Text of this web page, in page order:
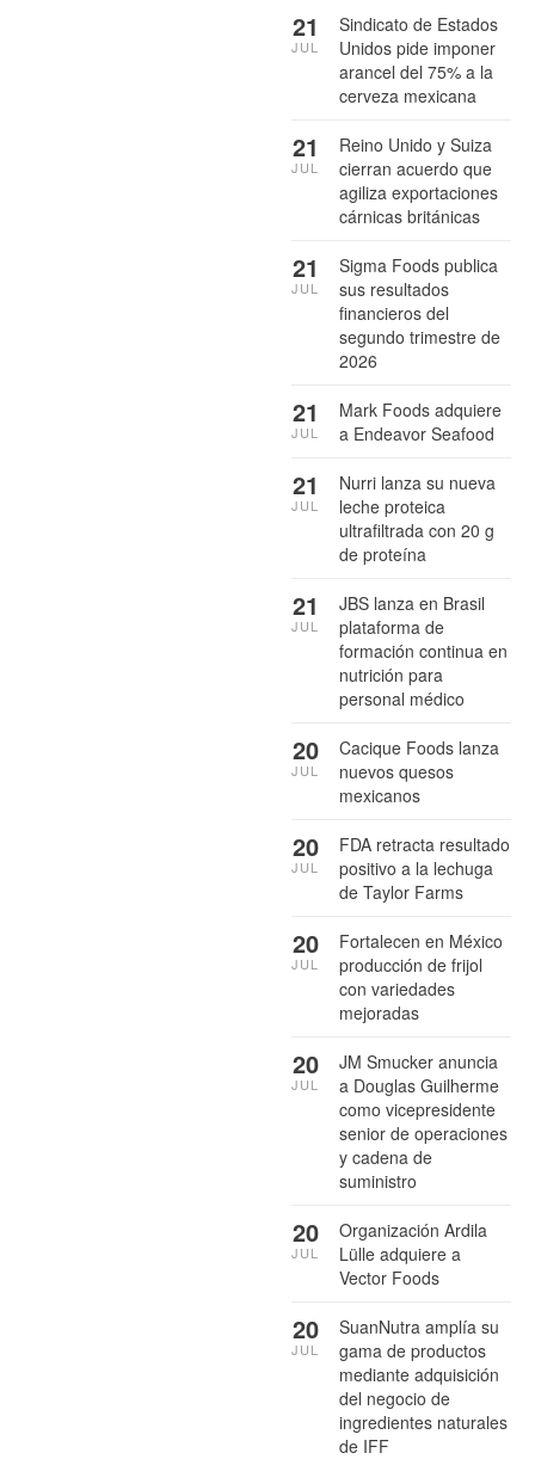
Sindicato de Estados
Unidos pide imponer
arancel del 75% a la
cerveza mexicana
21
JUL
Reino Unido y Suiza
cierran acuerdo que
agiliza exportaciones
cárnicas británicas
21
JUL
Sigma Foods publica
sus resultados
financieros del
segundo trimestre de
2026
21
JUL
Mark Foods adquiere
a Endeavor Seafood
21
JUL
Nurri lanza su nueva
leche proteica
ultrafiltrada con 20 g
de proteína
21
JUL
JBS lanza en Brasil
plataforma de
formación continua en
nutrición para
personal médico
21
JUL
Cacique Foods lanza
nuevos quesos
mexicanos
20
JUL
FDA retracta resultado
positivo a la lechuga
de Taylor Farms
20
JUL
Fortalecen en México
producción de frijol
con variedades
mejoradas
20
JUL
JM Smucker anuncia
a Douglas Guilherme
como vicepresidente
senior de operaciones
y cadena de
suministro
20
JUL
Organización Ardila
Lülle adquiere a
Vector Foods
20
JUL
SuanNutra amplía su
gama de productos
mediante adquisición
del negocio de
ingredientes naturales
de IFF
20
JUL